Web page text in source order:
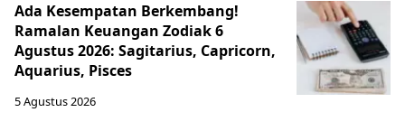
Ada Kesempatan Berkembang!
Ramalan Keuangan Zodiak 6
Agustus 2026: Sagitarius, Capricorn,
Aquarius, Pisces
5 Agustus 2026